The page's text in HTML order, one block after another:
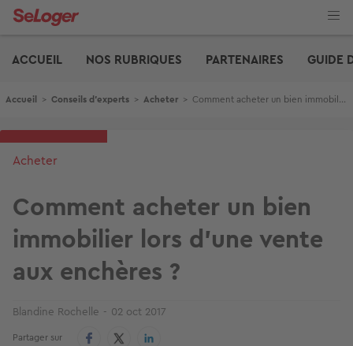
Aller
ACCUEIL
NOS RUBRIQUES PARTENAIRES GUIDE
Fil d'Ariane
Accueil > Conseils d'experts > Acheter > Comment acheter un bien immobilier lors d'une vente aux enchères ?
Acheter
Comment acheter un bien
immobilier lors d'une vente
aux enchères ?
Blandine Rochelle 02 oct 2017
Partager sur